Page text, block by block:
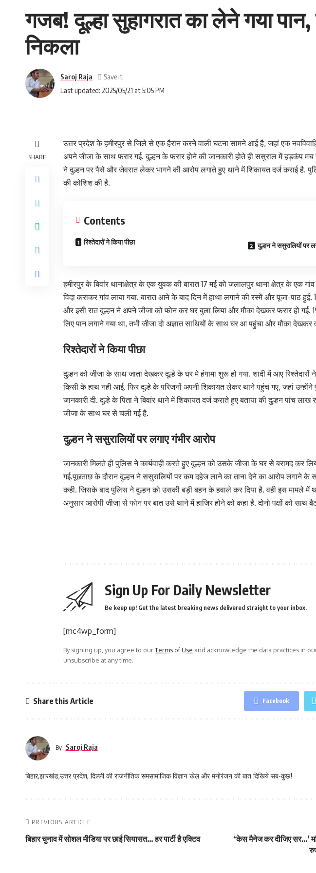
गजब! दूल्हा सुहागरात का लेने गया
निकला
Last updated: 2025/05/21 at 5:05 PM
Saroj Raja
SHARE
उत्तर प्रदेश के हमीरपुर से जिले से एक हैरान करने वाली घटना सामने आई है, जहां एक
अपने जीजा के साथ फरार गई. दुल्हन के फरार होने की जानकारी होते ही ससुराल में हड़कंप मच
ने दुल्हन पर पैसे और जेवरात लेकर भागने की आरोप लगाते हुए थाने में शिकायत दर्ज कराई है.
की कोशिश की है.
Contents
रिश्तेदारों ने किया पीछा दुल्हन ने ससुरालियों पर
हमीरपुर के बिवांर थानाक्षेत्र के एक युवक की बारात 17 मई को जलालपुर थाना क्षेत्र के एक
विदा कराकर गांव लाया गया. बारात आने के बाद दिन में हाथा लगाने की रस्में और पूजा-पाठ
और इसी रात दुल्हन ने अपने जीजा को फोन कर घर बुला लिया और मौका देखकर फरार हो गई.
लिए पान लगाने गया था, तभी जीजा दो अज्ञात साथियों के साथ घर आ पहुंचा और मौका देखकर
रिश्तेदारों ने किया पीछा
दुल्हन को जीजा के साथ जाता देखकर दूल्हे के घर मे हंगामा शुरू हो गया. शादी में आए रिश्तेदारों
किसी के हाथ नही आई. फिर दूल्हे के परिजनों अपनी शिकायत लेकर थाने पहुंच गए, जहां उन्होंने
जानकारी दी. दूल्हे के पिता ने बिवांर थाने में शिकायत दर्ज कराते हुए बताया की दुल्हन पांच
जीजा के साथ घर से चली गई है.
दुल्हन ने ससुरालियों पर लगाए गंभीर आरोप
जानकारी मिलते ही पुलिस ने कार्यवाही करते हुए दुल्हन को उसके जीजा के घर से बरामद कर
गई.पूछताछ के दौरान दुल्हन ने ससुरालियों पर कम दहेज लाने का ताना देने का आरोप लगाने के
कही. जिसके बाद पुलिस ने दुल्हन को उसकी बड़ी बहन के हवाले कर दिया है. वही इस मामले में
अनुसार आरोपी जीजा से फोन पर बात उसे थाने में हाजिर होने को कहा है. दोनो पक्षों को साथ
Sign Up For Daily Newsletter
Be keep up! Get the latest breaking news delivered straight to your inbox.
[mc4wp_form]
By signing up, you agree to ourTerms of Use and acknowledge the data practices in
unsubscribe at any time.
Share this Article Facebook
By Saroj Raja
बिहार,झारखंड,उत्तर प्रदेश, दिल्ली की राजनीतिक समसामाजिक विज्ञान खेल और मनोरंजन की बात दिखिये सब-कुछ!
PREVIOUS ARTICLE
बिहार चुनाव में सोशल मीडिया पर छाई सियासत… हर पार्टी है एक्टिव
‘केस मैनेज कर दीजिए सर…’